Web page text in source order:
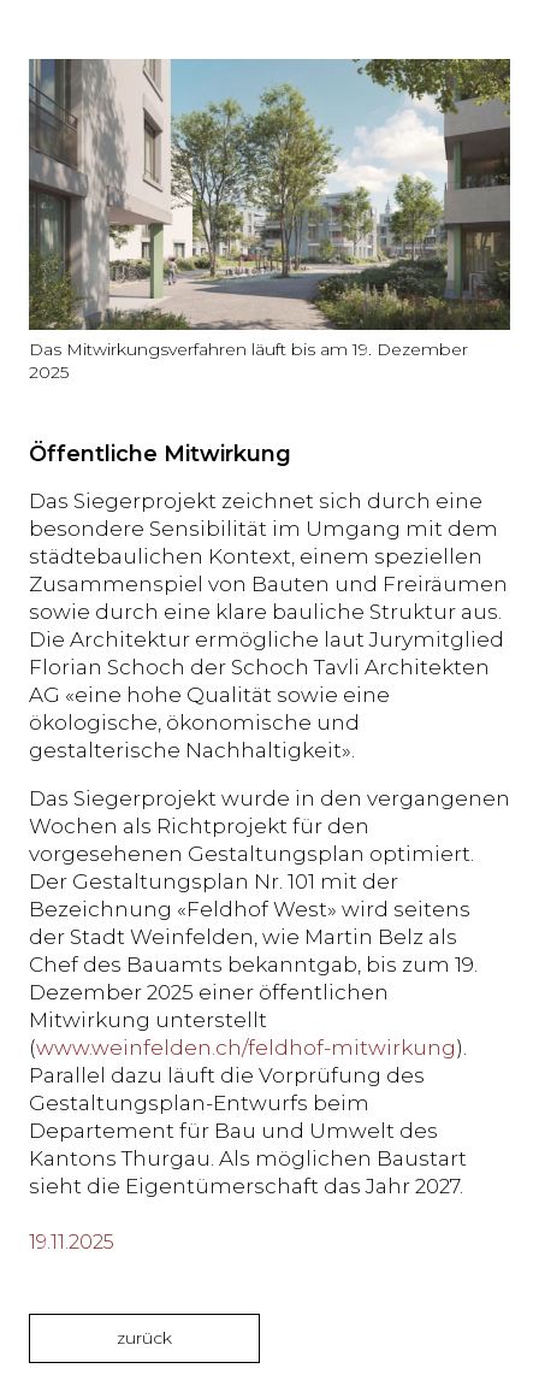
Das Mitwirkungsverfahren läuft bis am 19. Dezember
2025
Öffentliche Mitwirkung
Das Siegerprojekt zeichnet sich durch eine
besondere Sensibilität im Umgang mit dem
städtebaulichen Kontext, einem speziellen
Zusammenspiel von Bauten und Freiräumen
sowie durch eine klare bauliche Struktur aus.
Die Architektur ermögliche laut Jurymitglied
Florian Schoch der Schoch Tavli Architekten
AG «eine hohe Qualität sowie eine
ökologische, ökonomische und
gestalterische Nachhaltigkeit».
Das Siegerprojekt wurde in den vergangenen
Wochen als Richtprojekt für den
vorgesehenen Gestaltungsplan optimiert.
Der Gestaltungsplan Nr. 101 mit der
Bezeichnung «Feldhof West» wird seitens
der Stadt Weinfelden, wie Martin Belz als
Chef des Bauamts bekanntgab, bis zum 19.
Dezember 2025 einer öffentlichen
Mitwirkung unterstellt
(www.weinfelden.ch/feldhof-mitwirkung).
Parallel dazu läuft die Vorprüfung des
Gestaltungsplan-Entwurfs beim
Departement für Bau und Umwelt des
Kantons Thurgau. Als möglichen Baustart
sieht die Eigentümerschaft das Jahr 2027.
19.11.2025
zurück